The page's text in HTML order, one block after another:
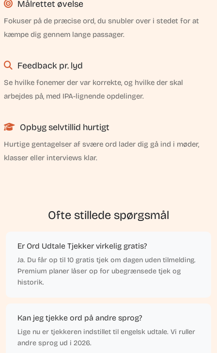
Målrettet øvelse
Fokuser på de præcise ord, du snubler over i stedet for at
kæmpe dig gennem lange passager.
Feedback pr. lyd
Se hvilke fonemer der var korrekte, og hvilke der skal
arbejdes på, med IPA-lignende opdelinger.
Opbyg selvtillid hurtigt
Hurtige gentagelser af svære ord lader dig gå ind i møder,
klasser eller interviews klar.
Ofte stillede spørgsmål
Er Ord Udtale Tjekker virkelig gratis?
Ja. Du får op til 10 gratis tjek om dagen uden tilmelding.
Premium planer låser op for ubegrænsede tjek og
historik.
Kan jeg tjekke ord på andre sprog?
Lige nu er tjekkeren indstillet til engelsk udtale. Vi ruller
andre sprog ud i 2026.